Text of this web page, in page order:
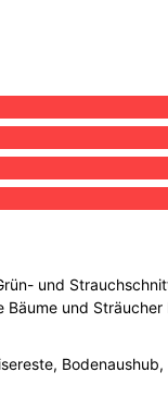
und
und